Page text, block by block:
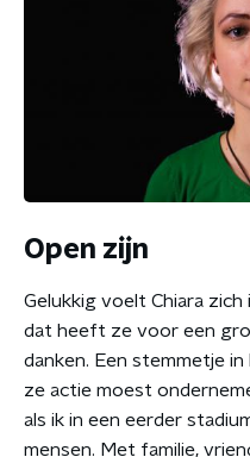
Open zijn
Gelukkig voelt Chiara
dat heeft ze voor een
danken. Een stemmetje
ze actie moest
als ik in een eerder
mensen. Met familie,